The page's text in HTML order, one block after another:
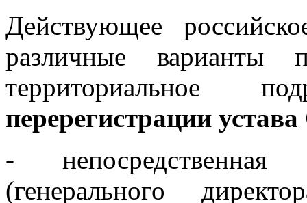
Действующее
различные варианты
территориальное
перерегистрации
-
(генерального